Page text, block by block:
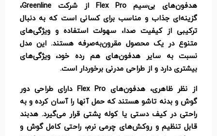
هدفون‌های بی‌سیم Flex Pro از شرکت Greenline،
گزینه‌ای جذاب و مناسب برای کسانی است که به دنبال
ترکیبی از کیفیت صدا، سهولت استفاده و ویژگی‌های
متنوع در یک محصول مقرون‌به‌صرفه هستند. این مدل
نسبت به سایر هدفون‌های هم رده خود، ویژگی‌های
بیشتری دارد و از طراحی مدرنی برخوردار است.
از نظر ظاهری، هدفون‌های Flex Pro دارای طراحی دور
گوش و بدنه تاشو هستند که حمل آنها را آسان کرده و به
راحتی در کیف دستی یا کوله پشتی قرار می‌گیرد. هدبند
قابل تنظیم و روکش‌های چرمی نرم، راحتی کامل گوش و